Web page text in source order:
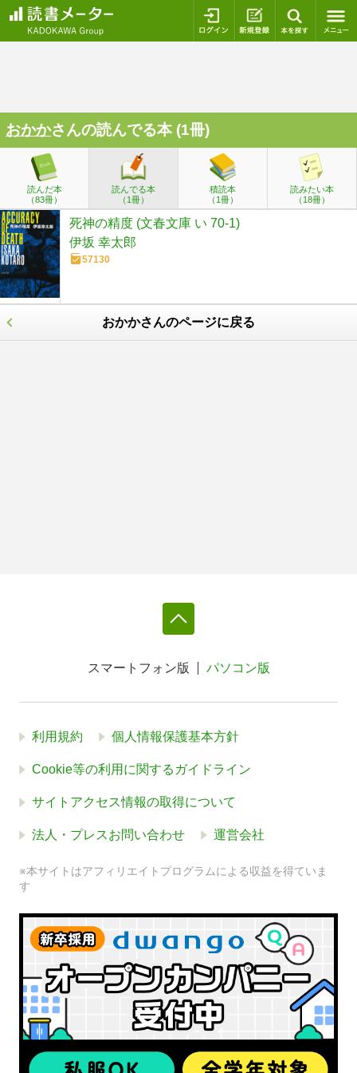
ログイン 新規登録
おかかさんの読んでる本 (1冊)
読んだ本
（83冊）
読んでる本
（1冊）
積読本
（1冊）
読みたい本
（18冊）
死神の精度 (文春文庫 い 70-1)
伊坂 幸太郎
57130
おかかさんのページに戻る
スマートフォン版 パソコン版
利用規約 個人情報保護基本方針
Cookie等の利用に関するガイドライン
サイトアクセス情報の取得について
法人・プレスお問い合わせ 運営会社
※本サイトはアフィリエイトプログラムによる収益を得ていま
す